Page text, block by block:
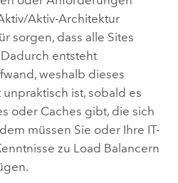
Aktiv-Architektur
sorgen, dass alle Sites
entsteht
weshalb dieses
ist, sobald es
oder Caches gibt, die sich
müssen Sie oder Ihre IT-
zu Load Balancern